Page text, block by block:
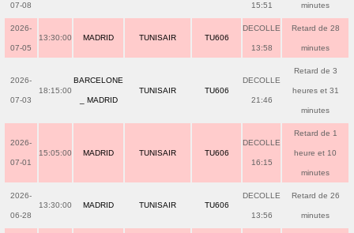
07-08 15:51 minutes
2026-
07-05
13:30:00 MADRID TUNISAIR TU606
DECOLLE
13:58
Retard de 28
minutes
2026-
07-03
18:15:00
BARCELONE
_ MADRID
TUNISAIR TU606
DECOLLE
21:46
Retard de 3
heures et 31
minutes
2026-
07-01
15:05:00 MADRID TUNISAIR TU606
DECOLLE
16:15
Retard de 1
heure et 10
minutes
2026-
06-28
13:30:00 MADRID TUNISAIR TU606
DECOLLE
13:56
Retard de 26
minutes